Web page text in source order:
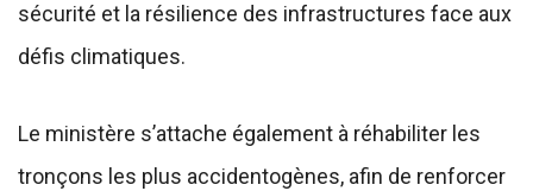
sécurité et la résilience des infrastructures face aux
défis climatiques.
Le ministère s’attache également à réhabiliter les
tronçons les plus accidentogènes, afin de renforcer